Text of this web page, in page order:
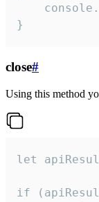
}
close#
Using this method
let
if